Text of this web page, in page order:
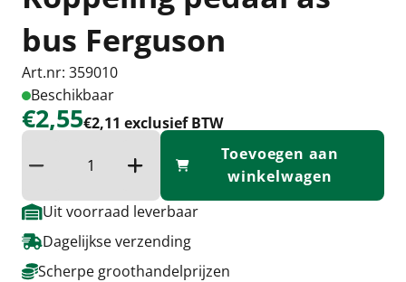
bus Ferguson
Art.nr: 359010
Beschikbaar
€2,55€2,11 exclusief BTW
Verminder hoeveelheidVerhoog de hoeveelheid
Toevoegen aan
winkelwagen
Uit voorraad leverbaar
Dagelijkse verzending
Scherpe groothandelprijzen